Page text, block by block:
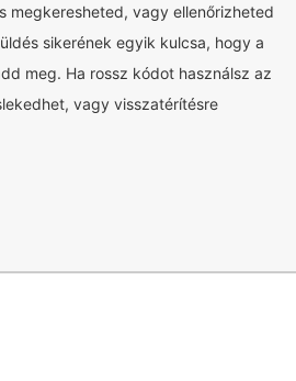
megkeresheted, vagy ellenőrizheted
sikerének egyik kulcsa, hogy a
meg. Ha rossz kódot használsz az
vagy visszatérítésre